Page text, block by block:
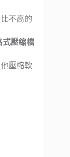
不高的
式壓縮檔
壓縮軟